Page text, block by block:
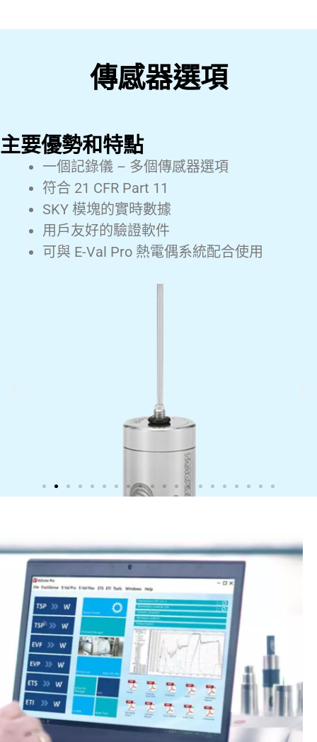
傳感器選項
主要優勢和特點
一個記錄儀 – 多個傳感器選項
符合 21 CFR Part 11
SKY 模塊的實時數據
用戶友好的驗證軟件
可與 E-Val Pro 熱電偶系統配合使用